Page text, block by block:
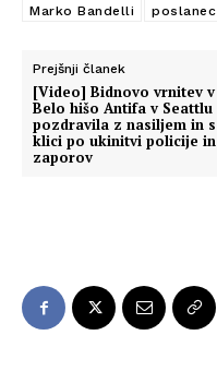
Marko Bandelli
poslanec
Prejšnji članek
[Video] Bidnovo vrnitev v
Belo hišo Antifa v Seattlu
pozdravila z nasiljem in s
klici po ukinitvi policije in
zaporov